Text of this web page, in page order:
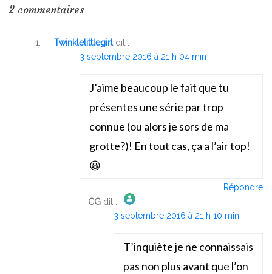
2 commentaires
Twinklelittlegirl dit :
3 septembre 2016 à 21 h 04 min
J’aime beaucoup le fait que tu
présentes une série par trop
connue (ou alors je sors de ma
grotte?)! En tout cas, ça a l’air top!
😀
Répondre
CG dit :
The Real Person Badge!
3 septembre 2016 à 21 h 10 min
T’inquiète je ne connaissais
pas non plus avant que l’on